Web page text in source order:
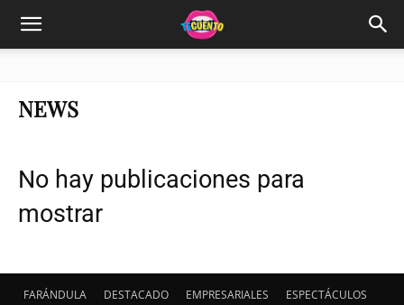
NEWS
No hay publicaciones para
mostrar
FARÁNDULA DESTACADO EMPRESARIALES
ESPECTÁCULOS